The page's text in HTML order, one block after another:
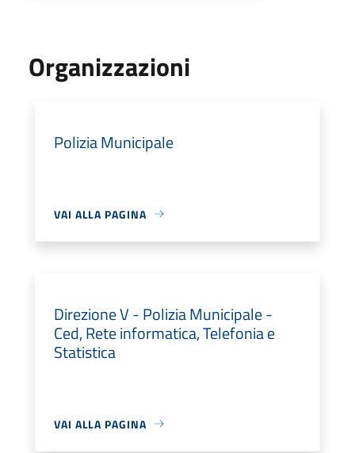
Organizzazioni
Polizia Municipale
VAI ALLA PAGINA
Direzione V - Polizia Municipale -
Ced, Rete informatica, Telefonia e
Statistica
VAI ALLA PAGINA